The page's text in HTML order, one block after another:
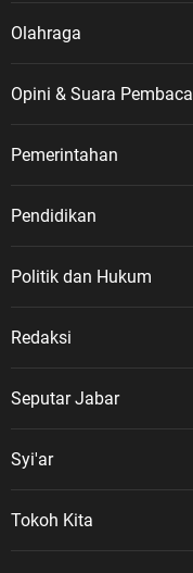
Olahraga
Opini & Suara Pembaca
Pemerintahan
Pendidikan
Politik dan Hukum
Redaksi
Seputar Jabar
Syi'ar
Tokoh Kita